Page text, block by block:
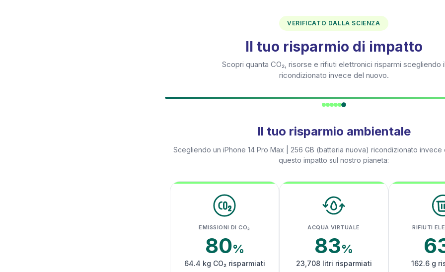
VERIFICATO DALLA SCIENZA
Il tuo risparmio di impatto
Scopri quanta CO₂, risorse e rifiuti elettronici risparmi scegliendo il
ricondizionato invece del nuovo.
Il tuo risparmio ambientale
Scegliendo un iPhone 14 Pro Max | 256 GB (batteria nuova) ricondizionato invece
questo impatto sul nostro pianeta:
EMISSIONI DI CO₂
80%
64.4 kg CO₂ risparmiati
ACQUA VIRTUALE
83%
23,708 litri risparmiati
RIFIUTI
162.6 g